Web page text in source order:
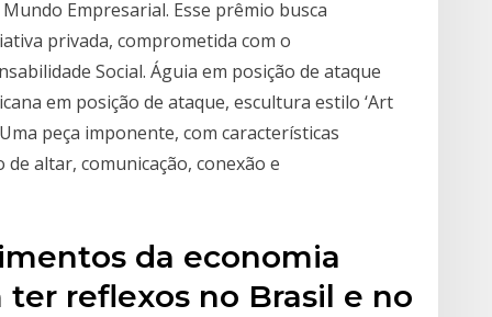
Empresarial. Esse prêmio busca
privada, comprometida com o
Social. Águia em posição de ataque
em posição de ataque, escultura estilo ‘Art
peça imponente, com características
altar, comunicação, conexão e
da economia
reflexos no Brasil e no